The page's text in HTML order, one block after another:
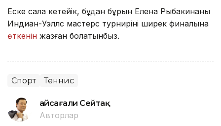
Еске сала кетейік, бұдан бұрын Елена Рыбакинаның
Индиан-Уэллс мастерс турнирінің ширек финалына
өткенін жазған болатынбыз.
Спорт Теннис
Ғайсағали Сейтақ
Авторлар